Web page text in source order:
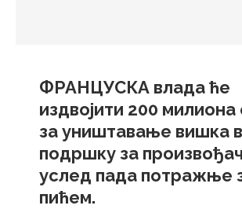
ФРАНЦУСКА влада ће
издвојити 200 милиона
за уништавање вишка
подршку за
услед пада потражње
пићем.